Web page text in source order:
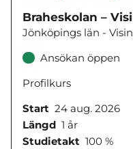
Braheskolan –
Jönköpings län -
Ansökan öppen
Profilkurs
Start 24 aug. 2026
Längd 1 år
Studietakt 100 %